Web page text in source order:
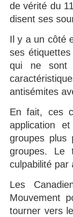
de vérité du
disent ses
Il y a un côté
ses
qui ne sont
antisémites
En fait, ces
application
groupes plus
groupes. Le
culpabilité par
Les
Mouvement
tourner vers